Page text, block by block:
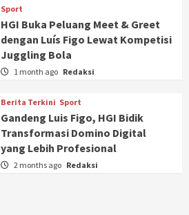
Sport
HGI Buka Peluang Meet & Greet
dengan Luís Figo Lewat Kompetisi
Juggling Bola
1 month ago Redaksi
Berita Terkini Sport
Gandeng Luis Figo, HGI Bidik
Transformasi Domino Digital
yang Lebih Profesional
2 months ago Redaksi